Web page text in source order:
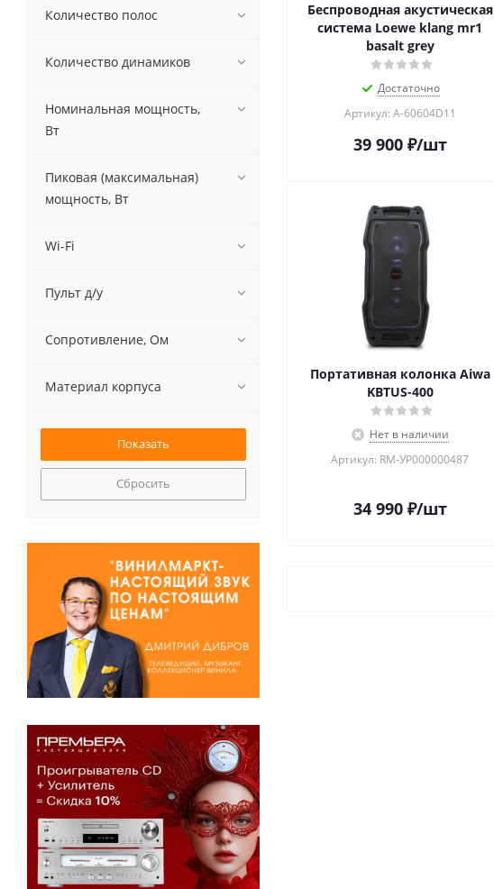
Беспроводная акустическая
система Loewe klang mr1
basalt grey
Достаточно
Артикул: A-60604D11
39 900₽/шт
Портативная колонка Aiwa
KBTUS-400
Нет в наличии
Артикул: RM-УР000000487
34 990₽/шт
Количество полос
Количество динамиков
Номинальная мощность,
Вт
Пиковая (максимальная)
мощность, Вт
Wi-Fi
Пульт д/у
Сопротивление, Ом
Материал корпуса
Сбросить